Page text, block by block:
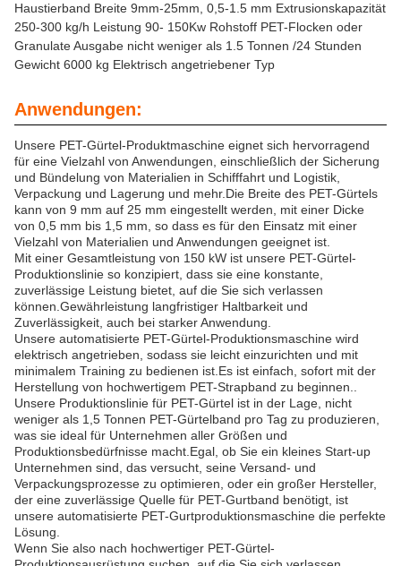
Haustierband Breite 9mm-25mm, 0,5-1.5 mm Extrusionskapazität
250-300 kg/h Leistung 90- 150Kw Rohstoff PET-Flocken oder
Granulate Ausgabe nicht weniger als 1.5 Tonnen /24 Stunden
Gewicht 6000 kg Elektrisch angetriebener Typ
Anwendungen:
Unsere PET-Gürtel-Produktmaschine eignet sich hervorragend
für eine Vielzahl von Anwendungen, einschließlich der Sicherung
und Bündelung von Materialien in Schifffahrt und Logistik,
Verpackung und Lagerung und mehr.Die Breite des PET-Gürtels
kann von 9 mm auf 25 mm eingestellt werden, mit einer Dicke
von 0,5 mm bis 1,5 mm, so dass es für den Einsatz mit einer
Vielzahl von Materialien und Anwendungen geeignet ist.
Mit einer Gesamtleistung von 150 kW ist unsere PET-Gürtel-
Produktionslinie so konzipiert, dass sie eine konstante,
zuverlässige Leistung bietet, auf die Sie sich verlassen
können.Gewährleistung langfristiger Haltbarkeit und
Zuverlässigkeit, auch bei starker Anwendung.
Unsere automatisierte PET-Gürtel-Produktionsmaschine wird
elektrisch angetrieben, sodass sie leicht einzurichten und mit
minimalem Training zu bedienen ist.Es ist einfach, sofort mit der
Herstellung von hochwertigem PET-Strapband zu beginnen..
Unsere Produktionslinie für PET-Gürtel ist in der Lage, nicht
weniger als 1,5 Tonnen PET-Gürtelband pro Tag zu produzieren,
was sie ideal für Unternehmen aller Größen und
Produktionsbedürfnisse macht.Egal, ob Sie ein kleines Start-up
Unternehmen sind, das versucht, seine Versand- und
Verpackungsprozesse zu optimieren, oder ein großer Hersteller,
der eine zuverlässige Quelle für PET-Gurtband benötigt, ist
unsere automatisierte PET-Gurtproduktionsmaschine die perfekte
Lösung.
Wenn Sie also nach hochwertiger PET-Gürtel-